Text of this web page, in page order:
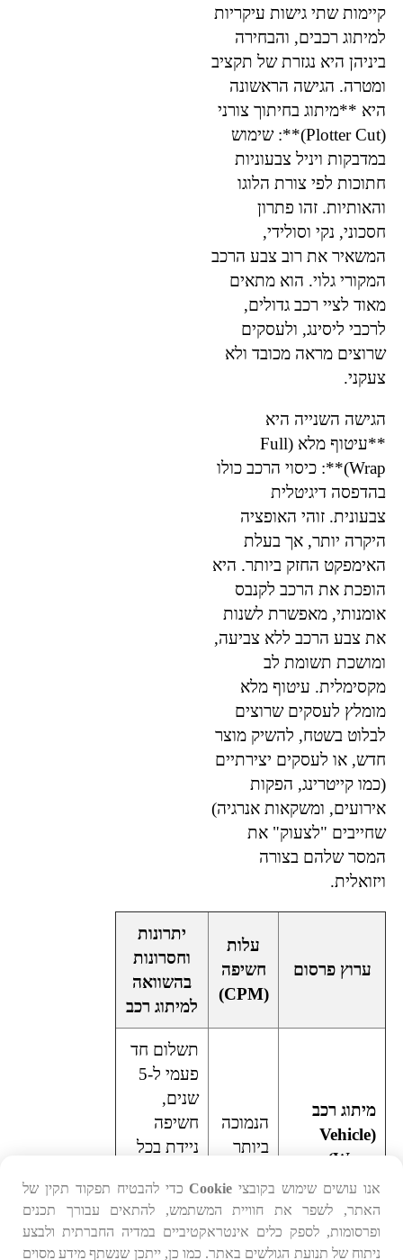
קיימות שתי גישות עיקריות
למיתוג רכבים, והבחירה
ביניהן היא נגזרת של תקציב
ומטרה. הגישה הראשונה
היא **מיתוג בחיתוך צורני
(Plotter Cut)**: שימוש
במדבקות ויניל צבעוניות
חתוכות לפי צורת הלוגו
והאותיות. זהו פתרון
חסכוני, נקי וסולידי,
המשאיר את רוב צבע הרכב
המקורי גלוי. הוא מתאים
מאוד לציי רכב גדולים,
לרכבי ליסינג, ולעסקים
שרוצים מראה מכובד ולא
צעקני.
הגישה השנייה היא
**עיטוף מלא (Full
Wrap)**: כיסוי הרכב כולו
בהדפסה דיגיטלית
צבעונית. זוהי האופציה
היקרה יותר, אך בעלת
האימפקט החזק ביותר. היא
הופכת את הרכב לקנבס
אומנותי, מאפשרת לשנות
את צבע הרכב ללא צביעה,
ומושכת תשומת לב
מקסימלית. עיטוף מלא
מומלץ לעסקים שרוצים
לבלוט בשטח, להשיק מוצר
חדש, או לעסקים יצירתיים
(כמו קייטרינג, הפקות
אירועים, ומשקאות אנרגיה)
שחייבים "לצעוק" את
המסר שלהם בצורה
ויזואלית.
ערוץ פרסום
עלות
חשיפה
(CPM)
יתרונות
וחסרונות
בהשוואה
למיתוג רכב
מיתוג רכב
(Vehicle
Wrap)
הנמוכה
ביותר
תשלום חד
פעמי ל-5
שנים,
חשיפה
ניידת בכל
אמינות
וסמכות.
אנו עושים שימוש בקובצי Cookieכדי להבטיח תפקוד תקין של
האתר, לשפר את חוויית המשתמש, להתאים עבורך תכנים
ופרסומות, לספק כלים אינטראקטיביים במדיה החברתית ולבצע
ניתוח של תנועת הגולשים באתר. כמו כן, ייתכן שנשתף מידע מסוים